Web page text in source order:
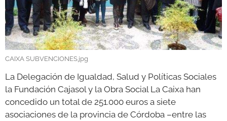
CAIXA SUBVENCIONES.jpg
La Delegación de Igualdad, Salud y Políticas Sociales
la Fundación Cajasol y la Obra Social La Caixa han
concedido un total de 251.000 euros a siete
asociaciones de la provincia de Córdoba –entre las